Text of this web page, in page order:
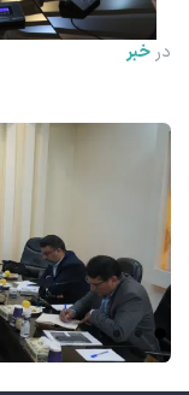
در خبر